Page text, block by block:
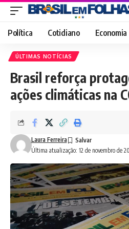
Política Cotidiano Economia
ÚLTIMAS NOTÍCIAS
Brasil reforça
ações climáticas na
Última atualização: 12 de novembro de
Laura Ferreira